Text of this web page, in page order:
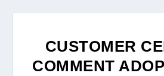
CUSTOMER
COMMENT